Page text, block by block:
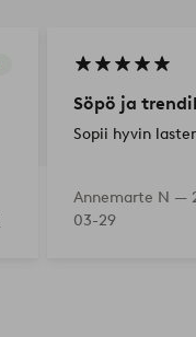
Söpö ja
Sopii hyvin
Annemarte N —
03-29